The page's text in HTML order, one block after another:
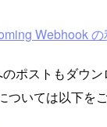
Webhook
ポストもダウ
ついては以下を